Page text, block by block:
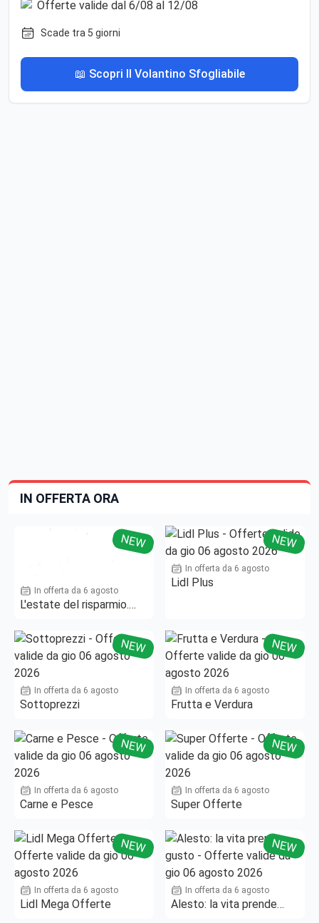
Scade tra 5 giorni
📖 Scopri Il Volantino Sfogliabile
IN OFFERTA ORA
NEW
In offerta da 6 agosto
L'estate del risparmio.
NEW
In offerta da 6 agosto
Lidl Plus
NEW
In offerta da 6 agosto
Sottoprezzi
NEW
In offerta da 6 agosto
Frutta e Verdura
NEW
In offerta da 6 agosto
Carne e Pesce
NEW
In offerta da 6 agosto
Super Offerte
NEW
In offerta da 6 agosto
Lidl Mega Offerte
NEW
In offerta da 6 agosto
Alesto: la vita prende